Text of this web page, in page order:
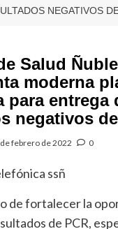
NEGATIVOS
Salud Ñuble
moderna
para entrega
negativos
febrero de 2022 0
de fortalecer la
de PCR,